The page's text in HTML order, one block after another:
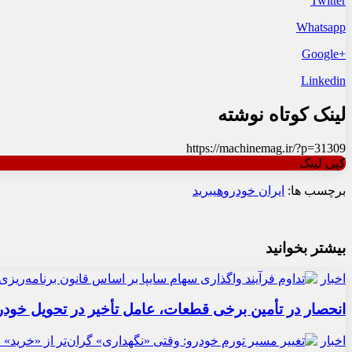
Whatsapp
+Google
Linkedin
لینک کوتاه نوشته
https://machinemag.ir/?p=31309
کپی لینک
برچسب ها: ایران خودروهیبرید
بیشتر بخوانید
اخبار
انحصار در تأمین برخی قطعات، عامل تأخیر در تحویل
اخبار